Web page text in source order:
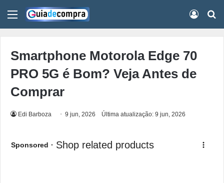
Menu
Smartphone Motorola Edge 70
PRO 5G é Bom? Veja Antes de
Comprar
Edi Barboza 9 jun, 2026 Última atualização: 9 jun, 2026